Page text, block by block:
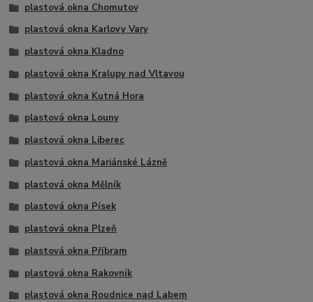
plastová okna Chomutov
plastová okna Karlovy Vary
plastová okna Kladno
plastová okna Kralupy nad Vltavou
plastová okna Kutná Hora
plastová okna Louny
plastová okna Liberec
plastová okna Mariánské Lázně
plastová okna Mělník
plastová okna Písek
plastová okna Plzeň
plastová okna Příbram
plastová okna Rakovník
plastová okna Roudnice nad Labem